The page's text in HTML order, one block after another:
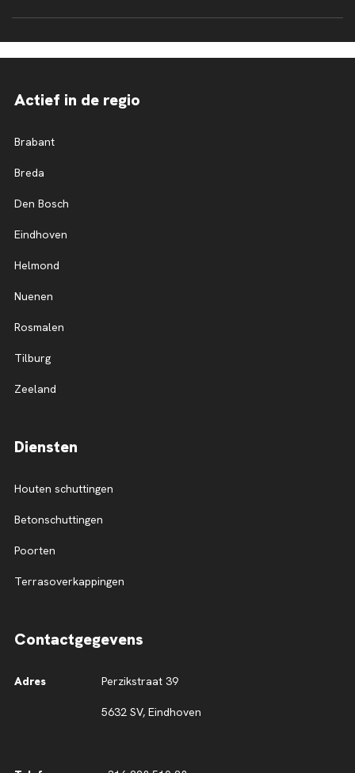
Actief in de regio
Brabant
Breda
Den Bosch
Eindhoven
Helmond
Nuenen
Rosmalen
Tilburg
Zeeland
Diensten
Houten schuttingen
Betonschuttingen
Poorten
Terrasoverkappingen
Contactgegevens
Adres Perzikstraat 39
5632 SV, Eindhoven